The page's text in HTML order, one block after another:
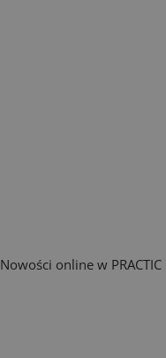
Nowości online w PRACTIC